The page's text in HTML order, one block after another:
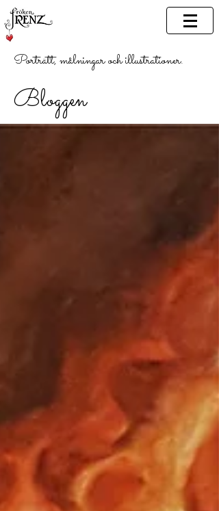
Porträtt, målningar och illustrationer.
Bloggen